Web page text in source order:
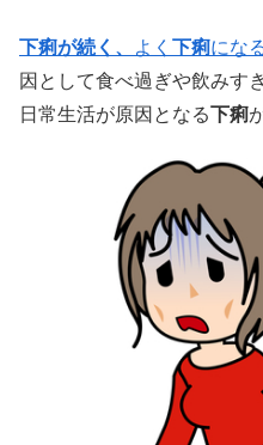
下痢が続く、 よく 下痢にな
因として食べ過ぎや飲みす
日常生活が原因となる下痢